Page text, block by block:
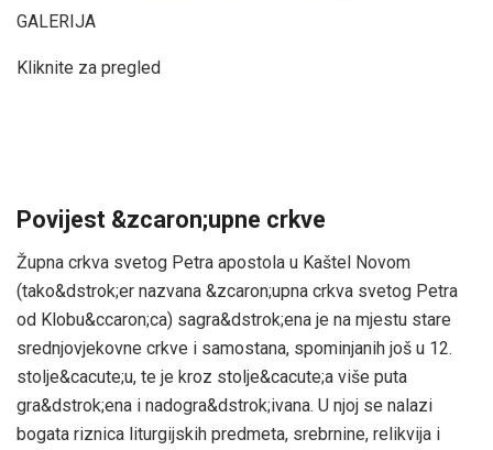
GALERIJA
Kliknite za pregled
Povijest &zcaron;upne crkve
Župna crkva svetog Petra apostola u Kaštel Novom
(tako&dstrok;er nazvana &zcaron;upna crkva svetog Petra
od Klobu&ccaron;ca) sagra&dstrok;ena je na mjestu stare
srednjovjekovne crkve i samostana, spominjanih još u 12.
stolje&cacute;u, te je kroz stolje&cacute;a više puta
gra&dstrok;ena i nadogra&dstrok;ivana. U njoj se nalazi
bogata riznica liturgijskih predmeta, srebrnine, relikvija i